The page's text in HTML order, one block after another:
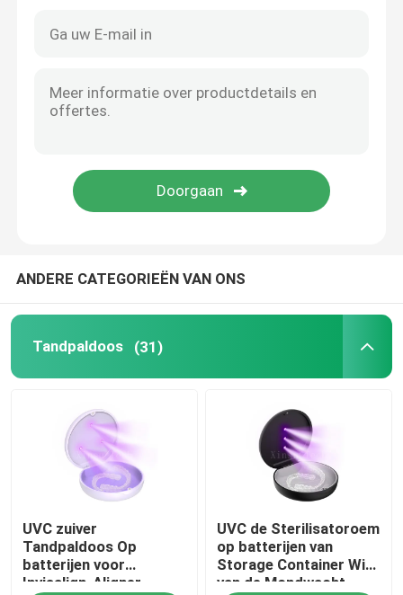
De Delen van de speekseluitwerper
ANDERE CATEGORIEËN VAN ONS
Tandpaldoos (31)
UVC zuiver
Tandpaldoos Op
batterijen voor
Invisalign-Aligner
UVC de Sterilisatoroem
op batterijen van
Storage Container With
van de Mondwacht